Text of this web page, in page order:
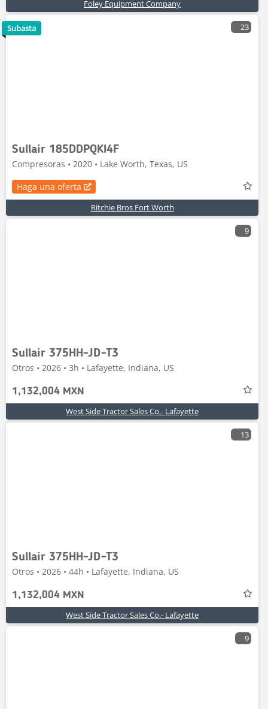
Foley Equipment Company
23
Sullair 185DDPQKI4F
Compresoras • 2020 • Lake Worth, Texas, US
Haga una oferta
Ritchie Bros Fort Worth
Subasta
9
Sullair 375HH-JD-T3
Otros • 2026 • 3h • Lafayette, Indiana, US
1,132,004 MXN
West Side Tractor Sales Co.- Lafayette
13
Sullair 375HH-JD-T3
Otros • 2026 • 44h • Lafayette, Indiana, US
1,132,004 MXN
West Side Tractor Sales Co.- Lafayette
9